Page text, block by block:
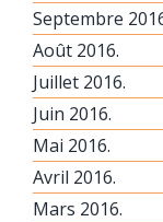
Septembre
Août 2016.
Juillet 2016.
Juin 2016.
Mai 2016.
Avril 2016.
Mars 2016.